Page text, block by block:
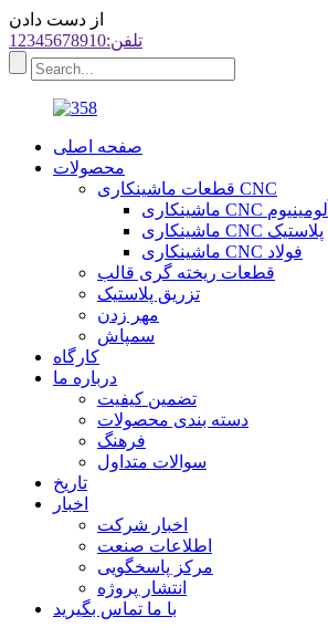
از دست دادن
تلفن:12345678910
صفحه اصلی
محصولات
قطعات ماشینکاری CNC
ماشینکاری CNC آلومینیوم
ماشینکاری CNC پلاستیک
ماشینکاری CNC فولاد
قطعات ریخته گری قالب
تزریق پلاستیک
مهر زدن
سمپاش
کارگاه
درباره ما
تضمین کیفیت
دسته بندی محصولات
فرهنگ
سوالات متداول
تاریخ
اخبار
اخبار شرکت
اطلاعات صنعت
مرکز پاسخگویی
انتشار پروژه
با ما تماس بگیرید